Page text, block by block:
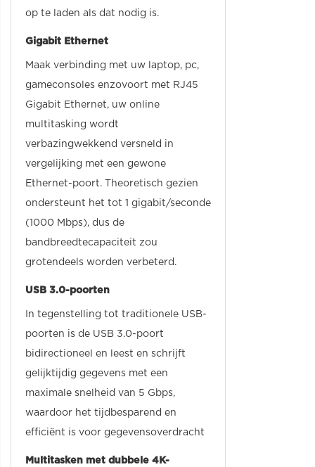
op te laden als dat nodig is.
Gigabit Ethernet
Maak verbinding met uw laptop, pc,
gameconsoles enzovoort met RJ45
Gigabit Ethernet, uw online
multitasking wordt
verbazingwekkend versneld in
vergelijking met een gewone
Ethernet-poort. Theoretisch gezien
ondersteunt het tot 1 gigabit/seconde
(1000 Mbps), dus de
bandbreedtecapaciteit zou
grotendeels worden verbeterd.
USB 3.0-poorten
In tegenstelling tot traditionele USB-
poorten is de USB 3.0-poort
bidirectioneel en leest en schrijft
gelijktijdig gegevens met een
maximale snelheid van 5 Gbps,
waardoor het tijdbesparend en
efficiënt is voor gegevensoverdracht
Multitasken met dubbele 4K-